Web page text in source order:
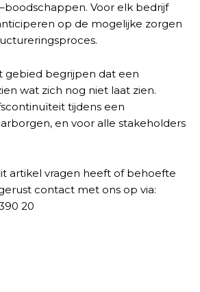
Voor elk bedrijf
op de mogelijke zorgen
gebied begrijpen dat een
wat zich nog niet laat zien.
tijdens een
en voor alle stakeholders
artikel vragen heeft of behoefte
contact met ons op via:
20